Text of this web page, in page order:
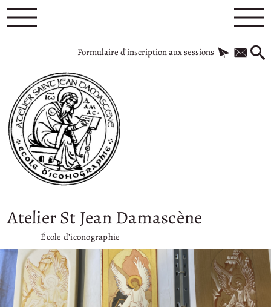
Formulaire d’inscription aux sessions
Atelier St Jean Damascène
École d’iconographie